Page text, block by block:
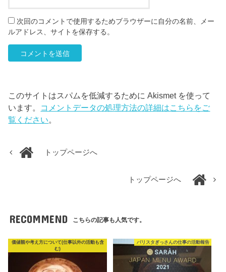
次回のコメントで使用するためブラウザーに自分の名前、メー
ルアドレス、サイトを保存する。
このサイトはスパムを低減するために Akismet を使って
います。 コメントデータの処理方法の詳細はこちらをご
覧ください。
トップページへ
トップページへ
RECOMMEND こちらの記事も人気です。
価値観や考え方について(仕事以外の活動も含
む)
バリスタぎっさんの仕事の活動報告